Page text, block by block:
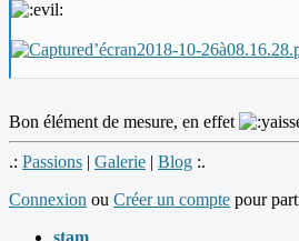
Bon élément de mesure, en effet
.: Passions | Galerie | Blog :.
Connexion ou Créer un compte pour
stam